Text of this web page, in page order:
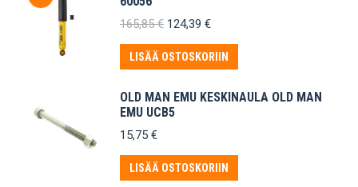
165,85€ Alkuperäinen
oli:
165,85 €.
124,39 €Nykyinen
on:
124,39 €.
LISÄÄ OSTOSKORIIN
OLD MAN EMU KESKINAULA OLD MAN
EMU UCB5
15,75 €
LISÄÄ OSTOSKORIIN